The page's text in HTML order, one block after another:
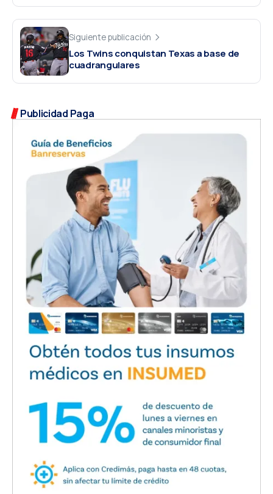
Siguiente publicación
Los Twins conquistan Texas a base de
cuadrangulares
Publicidad Paga